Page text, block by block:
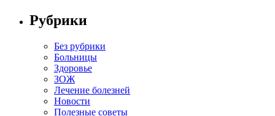
Рубрики
Без рубрики
Больницы
Здоровье
ЗОЖ
Лечение болезней
Новости
Полезные советы